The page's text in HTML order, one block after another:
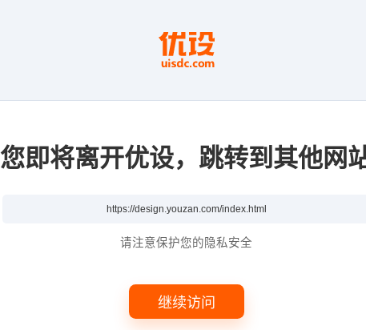
您即将离开优设，跳转到其他网
请注意保护您的隐私安全
继续访问